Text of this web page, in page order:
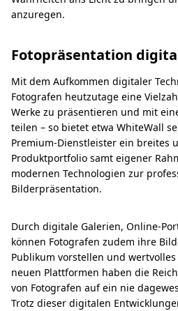
anzuregen.
Fotopräsentation
Mit dem Aufkommen digitaler
Fotografen heutzutage eine
Werke zu präsentieren und mit
teilen – so bietet etwa WhiteWall
Premium-Dienstleister ein breites
Produktportfolio samt eigener
modernen Technologien zur
Bilderpräsentation.
Durch digitale Galerien, Online-
können Fotografen zudem ihre
Publikum vorstellen und
neuen Plattformen haben die
von Fotografen auf ein nie
Trotz dieser digitalen